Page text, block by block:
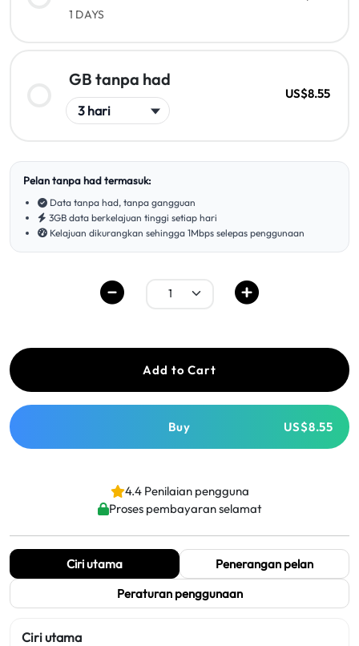
1 DAYS
GB tanpa had
US$8.55
Pelan tanpa had termasuk:
Data tanpa had, tanpa gangguan
3GB data berkelajuan tinggi setiap hari
Kelajuan dikurangkan sehingga 1Mbps selepas penggunaan
Add to Cart
Buy US$8.55
4.4 Penilaian pengguna
Proses pembayaran selamat
Ciri utama
Penerangan pelan
Peraturan penggunaan
Ciri utama